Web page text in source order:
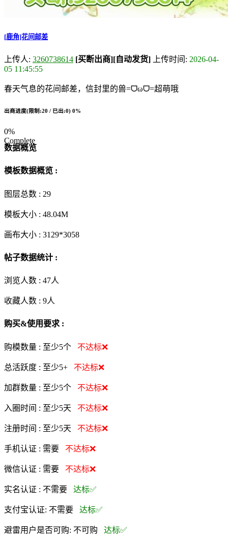
[鹿角]花间邮差
上传人: 3260738614 [买断出商][自动发货] 上传时间: 2026-04-
05 11:45:55
春天气息的花间邮差，信封里的兽=ᗜωᗜ=超萌哦
出商进度(限制:20 / 已出:0) 0%
0%
Complete
数据概览
模板数据概览 :
图层总数 : 29
模板大小 : 48.04M
画布大小 : 3129*3058
帖子数据统计 :
浏览人数 : 47人
收藏人数 : 9人
购买&使用要求 :
购模数量 : 至少5个 不达标❌
总活跃度 : 至少5+ 不达标❌
加群数量 : 至少5个 不达标❌
入圈时间 : 至少5天 不达标❌
注册时间 : 至少5天 不达标❌
手机认证 : 需要 不达标❌
微信认证 : 需要 不达标❌
实名认证 : 不需要 达标✅
支付宝认证: 不需要 达标✅
避雷用户是否可购: 不可购 达标✅